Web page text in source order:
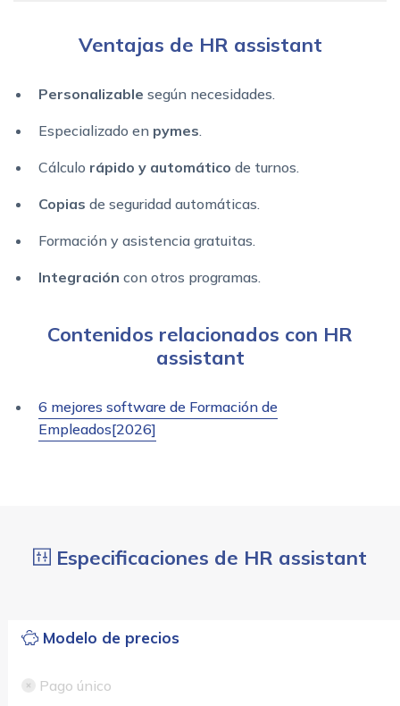
Ventajas de HR assistant
Personalizable según necesidades.
Especializado en pymes
Cálculo rápido y automático de turnos.
Copias de seguridad automáticas.
Formación y asistencia gratuitas.
Integración con otros programas.
Contenidos relacionados con HR
assistant
6 mejores software de Formación de
Empleados[2026]
Especificaciones de HR assistant
Modelo de precios
Pago único